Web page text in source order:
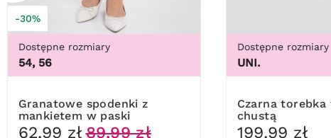
-30%
Dostępne rozmiary
54, 56
Granatowe spodenki z
mankietem w paski
62,99 zł 89,99 zł
Dostępne rozmiary
UNI.
Czarna torebka trapezowa z
chustą
199,99 zł